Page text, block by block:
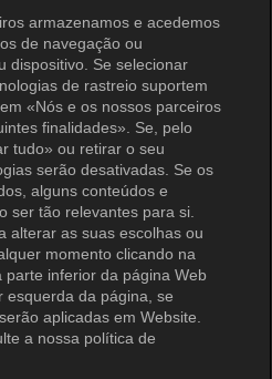
armazenamos e acedemos
de navegação ou
dispositivo. Se selecionar
de rastreio suportem
«Nós e os nossos parceiros
finalidades». Se, pelo
tudo» ou retirar o seu
serão desativadas. Se os
alguns conteúdos e
ser tão relevantes para si.
alterar as suas escolhas ou
momento clicando na
inferior da página Web
esquerda da página, se
aplicadas em Website.
a nossa política de